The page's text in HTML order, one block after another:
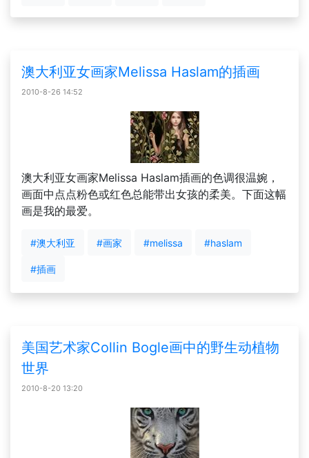
澳大利亚女画家Melissa Haslam的插画
2010-8-26 14:52
澳大利亚女画家Melissa Haslam插画的色调很温婉，
画面中点点粉色或红色总能带出女孩的柔美。下面这幅
画是我的最爱。
#澳大利亚 #画家 #melissa #haslam
#插画
美国艺术家Collin Bogle画中的野生动植物
世界
2010-8-20 13:20